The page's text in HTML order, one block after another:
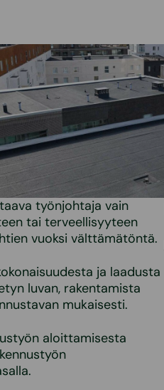
työnjohtaja vain
tai terveellisyyteen
vuoksi välttämätöntä.
ja laadusta
luvan, rakentamista
mukaisesti.
aloittamisesta